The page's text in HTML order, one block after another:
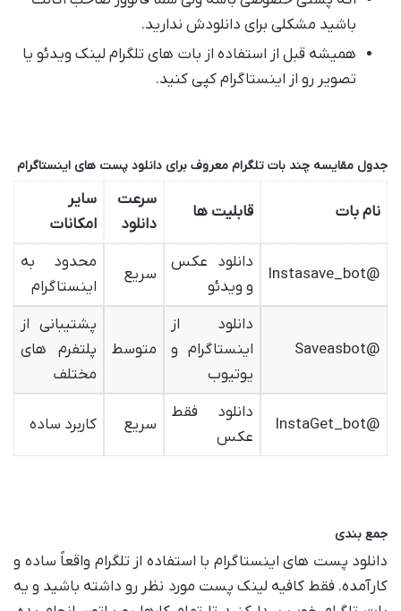
باشید مشکلی برای دانلودش ندارید.
همیشه قبل از استفاده از بات های تلگرام لینک ویدئو یا
تصویر رو از اینستاگرام کپی کنید.
جدول مقایسه چند بات تلگرام معروف برای دانلود پست های اینستاگرام
نام بات قابلیت ها
سرعت
دانلود
سایر
امکانات
@Instasave_bot
دانلود عکس
و ویدئو
سریع
محدود به
اینستاگرام
@Saveasbot
دانلود از
اینستاگرام و
یوتیوب
متوسط
پشتیبانی از
پلتفرم های
مختلف
@InstaGet_bot
دانلود فقط
عکس
سریع کاربرد ساده
جمع بندی
دانلود پست های اینستاگرام با استفاده از تلگرام واقعاً ساده و
کارآمده. فقط کافیه لینک پست مورد نظر رو داشته باشید و یه